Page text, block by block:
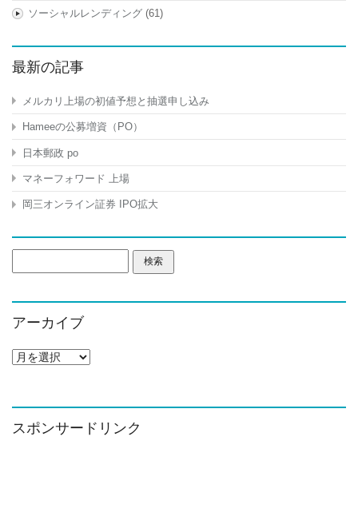
ソーシャルレンディング(61)
最新の記事
メルカリ上場の初値予想と抽選申し込み
Hameeの公募増資（PO）
日本郵政 po
マネーフォワード 上場
岡三オンライン証券 IPO拡大
索:
アーカイブ
ア
イ
ブ
スポンサードリンク